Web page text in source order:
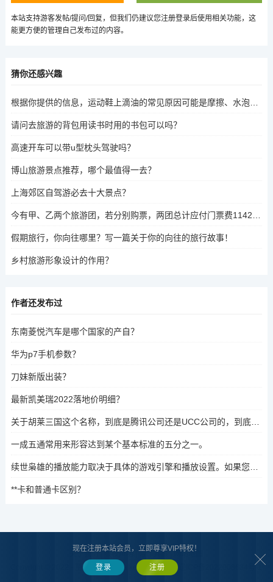
本站支持游客发帖/提问/回复，但我们仍建议您注册登录后使用相关功能，这
能更方便的管理自己发布过的内容。
猜你还感兴趣
请问去旅游的背包用读书时用的书包可以吗？
高速开车可以带u型枕头驾驶吗？
博山旅游景点推荐，哪个最值得一去？
上海郊区自驾游必去十大景点？
假期旅行，你向往哪里？写一篇关于你的向往的旅行故事！
乡村旅游形象设计的作用？
作者还发布过
东南菱悦汽车是哪个国家的产自？
华为p7手机参数？
刀妹新版出装？
最新凯美瑞2022落地价明细？
关于胡莱三国这个名称，到底是腾讯公司还是UCC公司的，到底是怎样的？
一成五通常用来形容达到某个基本标准的五分之一。
**卡和普通卡区别？
关于我们| 版权声明 |合作共赢 |网站地图
Copyright © 2022 - 至今 www.zaibaike.com再百科 辽ICP备2022008634号-1
现在注册本站会员，立即尊享VIP特权！
登录 注册